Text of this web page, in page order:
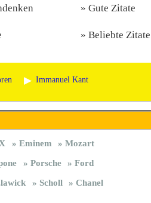
Gute Zitate
Beliebte Zitate
Immanuel Kant
Eminem
Mozart
Porsche
Ford
Scholl Chanel